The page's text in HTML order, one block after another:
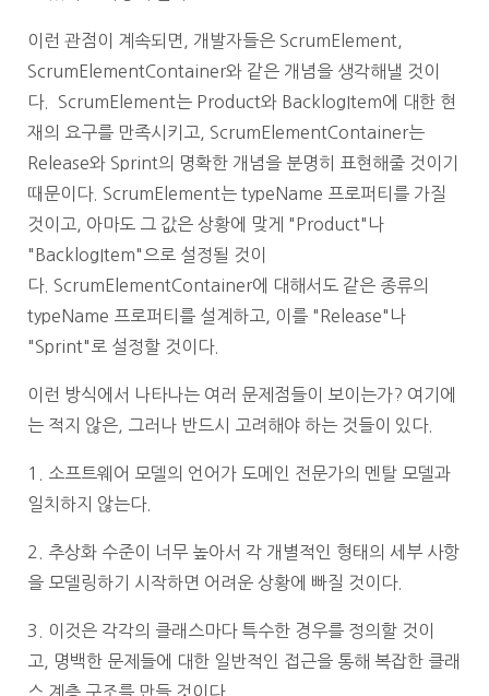
이런 관점이 계속되면, 개발자들은 ScrumElement,
ScrumElementContainer와 같은 개념을 생각해낼 것이
다. ScrumElement는 Product와 BacklogItem에 대한 현
재의 요구를 만족시키고, ScrumElementContainer는
Release와 Sprint의 명확한 개념을 분명히 표현해줄 것이기
때문이다. ScrumElement는 typeName 프로퍼티를 가질
것이고, 아마도 그 값은 상황에 맞게 "Product"나
"BacklogItem"으로 설정될 것이
다. ScrumElementContainer에 대해서도 같은 종류의
typeName 프로퍼티를 설계하고,
이를 "Release"나
"Sprint"로 설정할 것이다.
이런 방식에서 나타나는 여러 문제점들이 보이는가? 여기에
는 적지 않은, 그러나 반드시 고려해야 하는 것들이 있다.
1.
소프트웨어 모델의 언어가 도메인 전문가의 멘탈 모델과
일치하지 않는다.
2. 추상화 수준이 너무 높아서 각 개별적인 형태의 세부 사항
을 모델링하기 시작하면 어려운 상황에 빠질 것이다.
3.
이것은 각각의 클래스마다 특수한 경우를 정의할 것이
고,
명백한 문제들에 대한 일반적인 접근을 통해 복잡한 클래
스 계층 구조를 만들 것이다.